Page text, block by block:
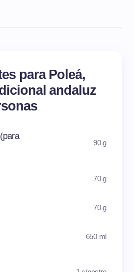
para Poleá,
andaluz
(para
90 g
70 g
70 g
650 ml